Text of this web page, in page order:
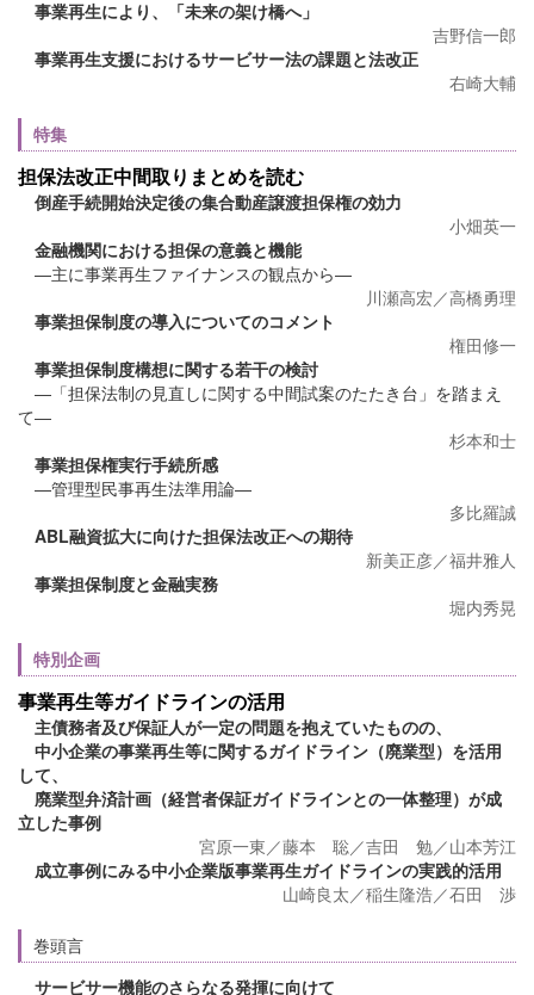
事業再生により、「未来の架け橋へ」
吉野信一郎
事業再生支援におけるサービサー法の課題と法改正
右崎大輔
特集
担保法改正中間取りまとめを読む
倒産手続開始決定後の集合動産譲渡担保権の効力
小畑英一
金融機関における担保の意義と機能
―主に事業再生ファイナンスの観点から―
川瀬高宏／高橋勇理
事業担保制度の導入についてのコメント
権田修一
事業担保制度構想に関する若干の検討
―「担保法制の見直しに関する中間試案のたたき台」を踏まえ
て―
杉本和士
事業担保権実行手続所感
―管理型民事再生法準用論―
多比羅誠
ABL融資拡大に向けた担保法改正への期待
新美正彦／福井雅人
事業担保制度と金融実務
堀内秀晃
特別企画
事業再生等ガイドラインの活用
主債務者及び保証人が一定の問題を抱えていたものの、
中小企業の事業再生等に関するガイドライン（廃業型）を活用
して、
廃業型弁済計画（経営者保証ガイドラインとの一体整理）が成
立した事例
宮原一東／藤本 聡／吉田 勉／山本芳江
成立事例にみる中小企業版事業再生ガイドラインの実践的活用
山崎良太／稲生隆浩／石田 渉
巻頭言
サービサー機能のさらなる発揮に向けて